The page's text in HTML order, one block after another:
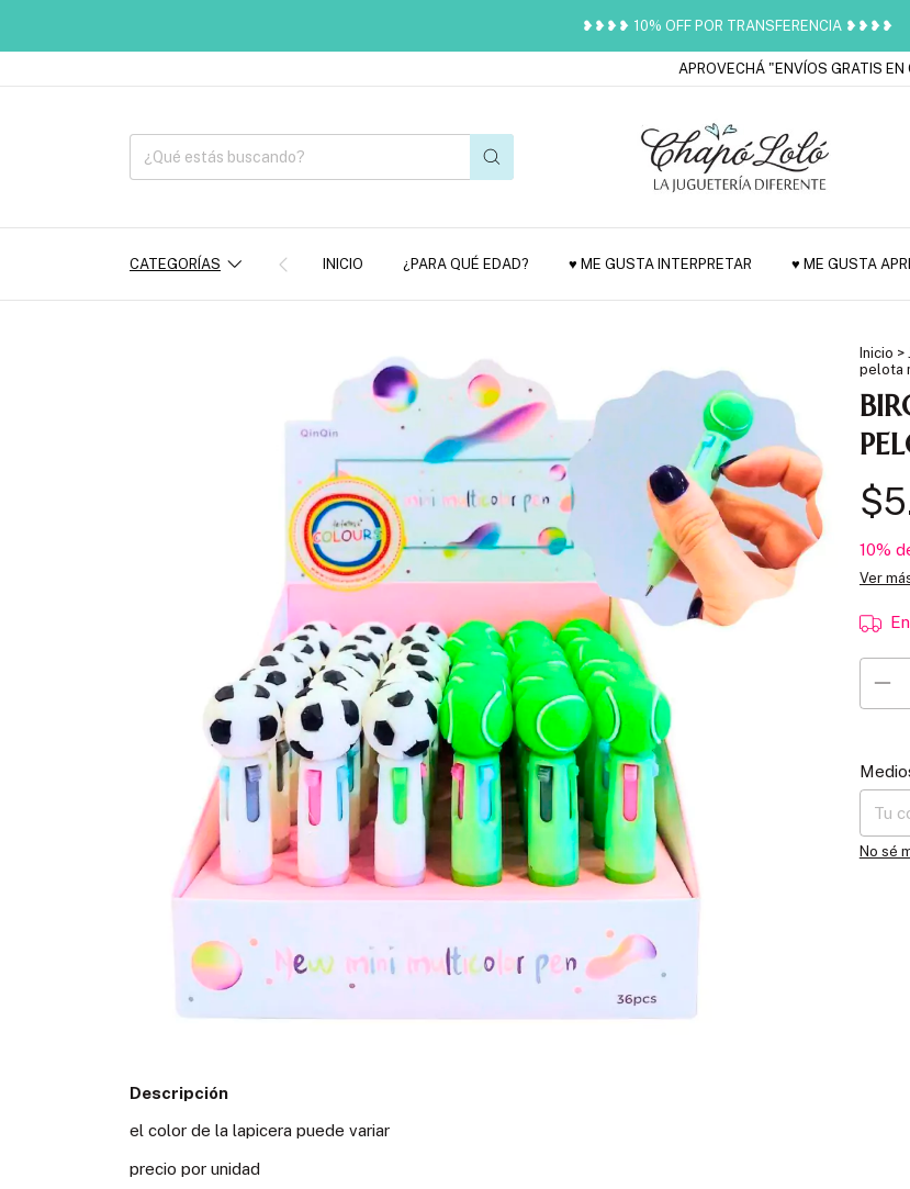
❥❥❥❥ 10% OFF POR TRANSFERENCIA ❥❥❥❥
APROVECHÁ "ENVÍOS GRATIS EN
CATEGORÍAS INICIO ¿PARA QUÉ EDAD? ♥ ME GUSTA INTERPRETAR ♥ ME GUSTA
Inicio >
pelota
10%
Ver
No sé
Descripción
el color de la lapicera puede variar
precio por unidad